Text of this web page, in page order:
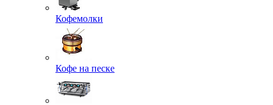
Кофемолки
Кофе на песке